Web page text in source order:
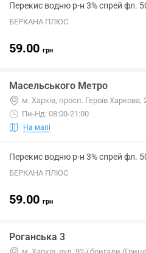
Перекис водню р-н 3% спрей фл.
БЕРКАНА ПЛЮС
59.00 грн
Масельського Метро
м. Харків, просп. Героїв Харкова,
Пн-Нд: 08:00-21:00
На мапі
Перекис водню р-н 3% спрей фл.
БЕРКАНА ПЛЮС
59.00 грн
Роганська 3